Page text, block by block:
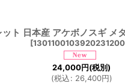
ト 日本産 アケボノスギ メ
[
24,000円(税別)
(税込: 26,400円)